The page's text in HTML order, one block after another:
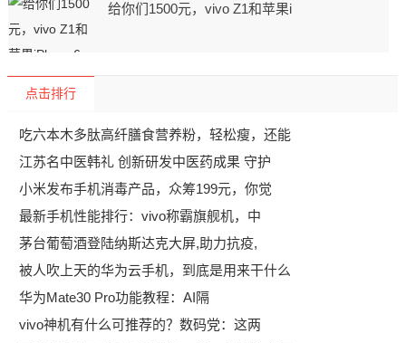
给你们1500元，vivo Z1和苹果i
点击排行
吃六本木多肽高纤膳食营养粉，轻松瘦，还能
江苏名中医韩礼 创新研发中医药成果 守护
小米发布手机消毒产品，众筹199元，你觉
最新手机性能排行：vivo称霸旗舰机，中
​茅台葡萄酒登陆纳斯达克大屏,助力抗疫,
被人吹上天的华为云手机，到底是用来干什么
华为Mate30 Pro功能教程：AI隔
vivo神机有什么可推荐的？数码党：这两